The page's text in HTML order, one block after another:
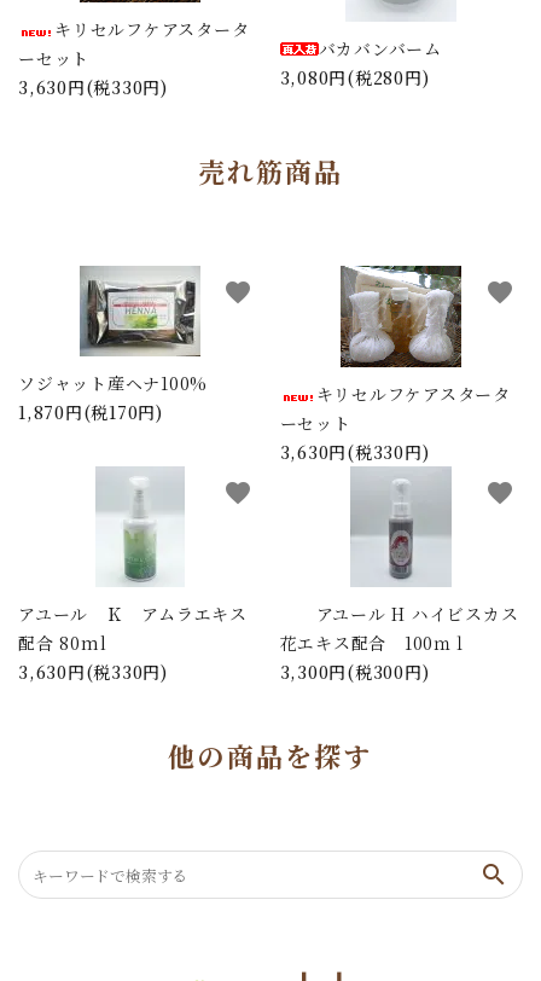
キリセルフケアスタータ
ーセット
3,630円(税330円)
バカバンバーム
3,080円(税280円)
売れ筋商品
ソジャット産ヘナ100%
1,870円(税170円)
favorite
キリセルフケアスタータ
ーセット
3,630円(税330円)
favorite
アユール Ｋ アムラエキス
配合 80ml
3,630円(税330円)
favorite
アユール H ハイビスカス
花エキス配合 100ｍｌ
3,300円(税300円)
favorite
他の商品を探す
search